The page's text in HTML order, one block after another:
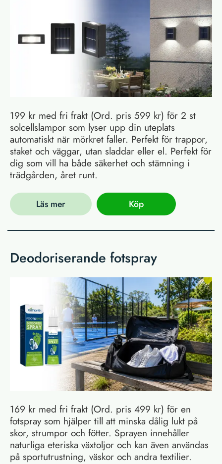
199 kr med fri frakt (Ord. pris 599 kr) för 2 st
solcellslampor som lyser upp din uteplats
automatiskt när mörkret faller. Perfekt för trappor,
staket och väggar, utan sladdar eller el. Perfekt för
dig som vill ha både säkerhet och stämning i
trädgården, året runt.
Läs mer Köp
Deodoriserande fotspray
169 kr med fri frakt (Ord. pris 499 kr) för en
fotspray som hjälper till att minska dålig lukt på
skor, strumpor och fötter. Sprayen innehåller
naturliga eteriska växtoljor och kan även användas
på sportutrustning, väskor och andra textilier.